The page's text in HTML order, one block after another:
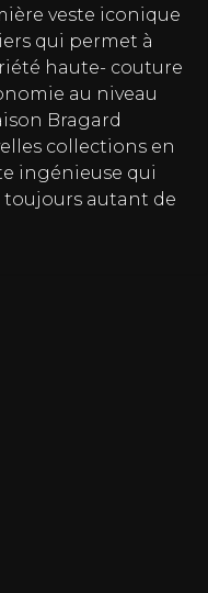
veste iconique
qui permet à
haute- couture
au niveau
Bragard
collections en
ingénieuse qui
toujours autant de